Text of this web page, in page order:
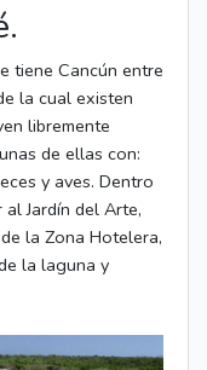
tiene Cancún entre
la cual existen
libremente
de ellas con:
y aves. Dentro
Jardín del Arte,
la Zona Hotelera,
la laguna y